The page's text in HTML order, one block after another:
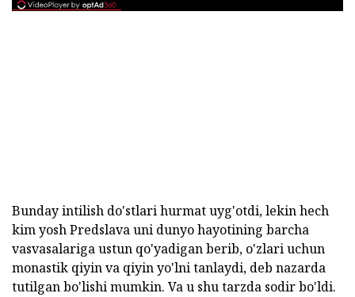
Bunday intilish do'stlari hurmat uyg'otdi, lekin hech
kim yosh Predslava uni dunyo hayotining barcha
vasvasalariga ustun qo'yadigan berib, o'zlari uchun
monastik qiyin va qiyin yo'lni tanlaydi, deb nazarda
tutilgan bo'lishi mumkin. Va u shu tarzda sodir bo'ldi.